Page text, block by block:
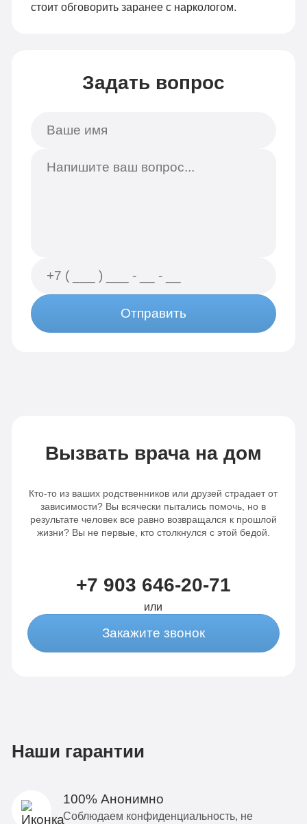
стоит обговорить заранее с наркологом.
Задать вопрос
Отправить
Вызвать врача на дом
Кто-то из ваших родственников или друзей страдает от
зависимости? Вы всячески пытались помочь, но в
результате человек все равно возвращался к прошлой
жизни? Вы не первые, кто столкнулся с этой бедой.
+7 903 646-20-71
или
Закажите звонок
Наши гарантии
100% Анонимно
Соблюдаем конфиденциальность, не